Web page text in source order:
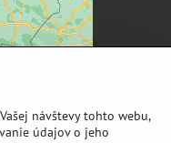
návštevy tohto webu,
údajov o jeho